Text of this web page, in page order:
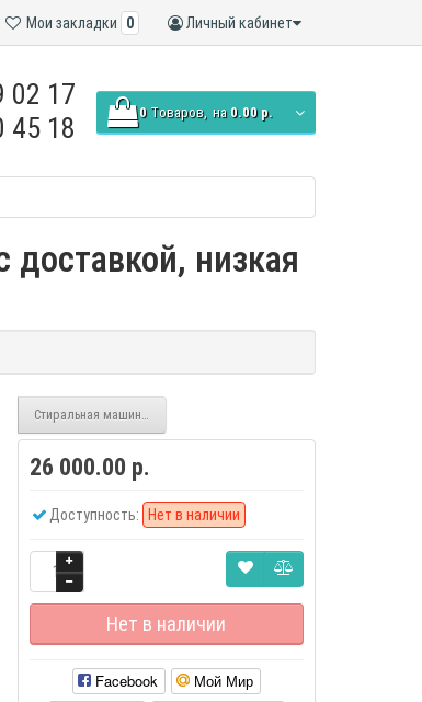
Личный кабинет
Мои закладки 0
02 17
45 18
0 Tоваров, на 0.00 р.
доставкой, низкая
Стиральная машина Beko WRS55P1BWW
26 000.00 р.
Доступность: Нет в наличии
Нет в наличии
Facebook
Мой Мир